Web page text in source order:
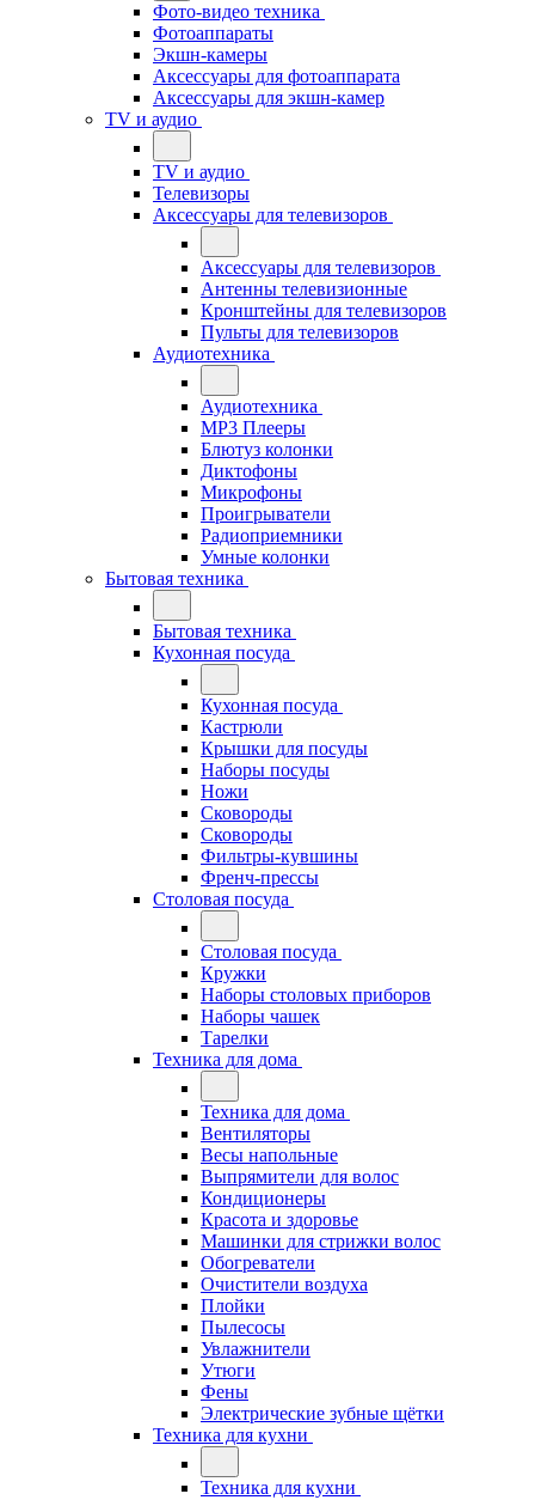
Фото-видео техника
Фотоаппараты
Экшн-камеры
Аксессуары для фотоаппарата
Аксессуары для экшн-камер
TV и аудио
TV и аудио
Телевизоры
Аксессуары для телевизоров
Аксессуары для телевизоров
Антенны телевизионные
Кронштейны для телевизоров
Пульты для телевизоров
Аудиотехника
Аудиотехника
MP3 Плееры
Блютуз колонки
Диктофоны
Микрофоны
Проигрыватели
Радиоприемники
Умные колонки
Бытовая техника
Бытовая техника
Кухонная посуда
Кухонная посуда
Кастрюли
Крышки для посуды
Наборы посуды
Ножи
Сковороды
Сковороды
Фильтры-кувшины
Френч-прессы
Столовая посуда
Столовая посуда
Кружки
Наборы столовых приборов
Наборы чашек
Тарелки
Техника для дома
Техника для дома
Вентиляторы
Весы напольные
Выпрямители для волос
Кондиционеры
Красота и здоровье
Машинки для стрижки волос
Обогреватели
Очистители воздуха
Плойки
Пылесосы
Увлажнители
Утюги
Фены
Электрические зубные щётки
Техника для кухни
Техника для кухни